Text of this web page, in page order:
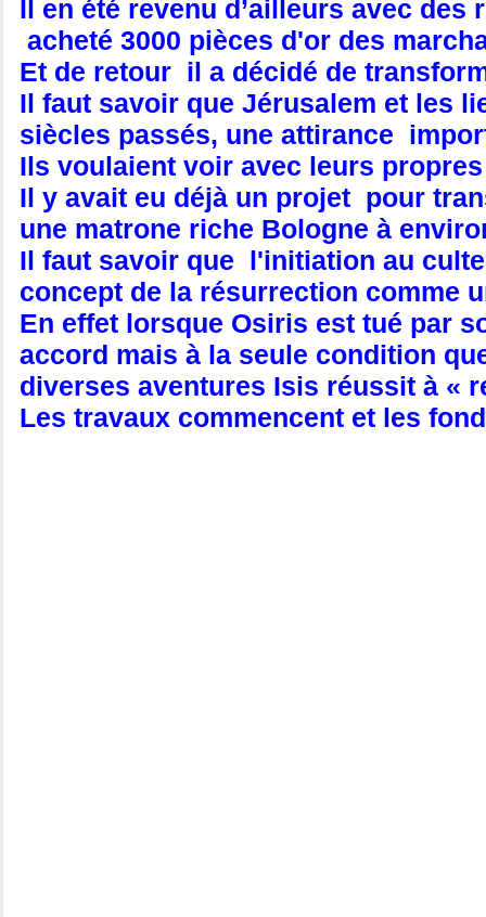
Il en été revenu d’ailleurs avec
acheté 3000 pièces d'or des
Et de retour il a décidé de
Il faut savoir que Jérusalem et les
siècles passés, une attirance
Ils voulaient voir avec leurs
Il y avait eu déjà un projet pour
une matrone riche Bologne à
Il faut savoir que l'initiation au
concept de la résurrection comme
En effet lorsque Osiris est tué par
accord mais à la seule condition
diverses aventures Isis réussit à «
Les travaux commencent et les